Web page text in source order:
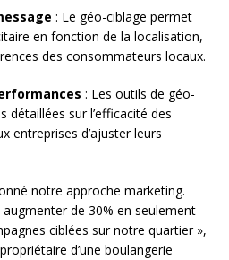
: Le géo-ciblage permet
en fonction de la localisation,
des consommateurs locaux.
: Les outils de géo-
détaillées sur l’efficacité des
entreprises d’ajuster leurs
notre approche marketing.
de 30% en seulement
ciblées sur notre quartier »,
d’une boulangerie